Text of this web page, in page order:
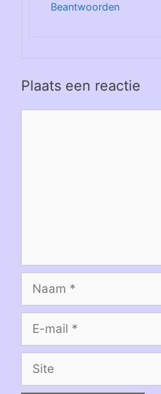
Beantwoorden
Plaats een reactie
mail